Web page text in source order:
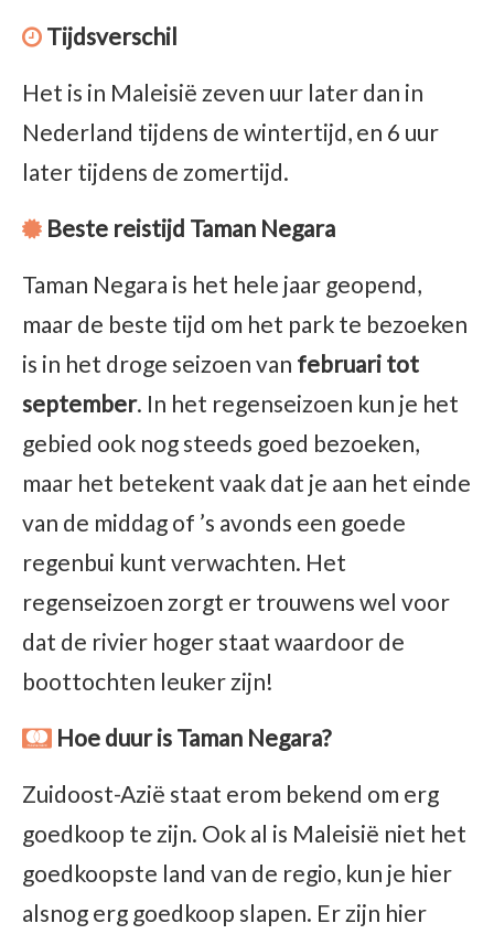
Tijdsverschil
Het is in Maleisië zeven uur later dan in
Nederland tijdens de wintertijd, en 6 uur
later tijdens de zomertijd.
Beste reistijd Taman Negara
Taman Negara is het hele jaar geopend,
maar de beste tijd om het park te bezoeken
is in het droge seizoen van februari tot
september. In het regenseizoen kun je het
gebied ook nog steeds goed bezoeken,
maar het betekent vaak dat je aan het einde
van de middag of ’s avonds een goede
regenbui kunt verwachten. Het
regenseizoen zorgt er trouwens wel voor
dat de rivier hoger staat waardoor de
boottochten leuker zijn!
Hoe duur is Taman Negara?
Zuidoost-Azië staat erom bekend om erg
goedkoop te zijn. Ook al is Maleisië niet het
goedkoopste land van de regio, kun je hier
alsnog erg goedkoop slapen. Er zijn hier